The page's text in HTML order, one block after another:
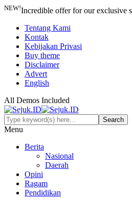
NEW!Incredible offer for our exclusive
Tentang Kami
Kontak
Kebijakan Privasi
Buy theme
Disclaimer
Advert
English
All Demos Included
Menu
Berita
Nasional
Daerah
Opini
Ragam
Pendidikan